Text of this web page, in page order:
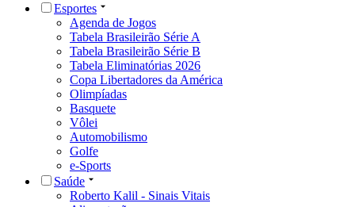
Esportes
Agenda de Jogos
Tabela Brasileirão Série A
Tabela Brasileirão Série B
Tabela Eliminatórias 2026
Copa Libertadores da América
Olimpíadas
Basquete
Vôlei
Automobilismo
Golfe
e-Sports
Saúde
Roberto Kalil - Sinais Vitais